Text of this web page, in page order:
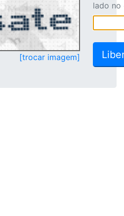
[trocar imagem]
lado no